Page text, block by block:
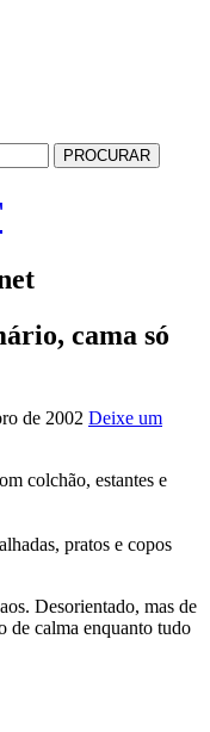
cama só
de 2002 Deixe um
colchão, estantes e
pratos e copos
Desorientado, mas de
de calma enquanto tudo